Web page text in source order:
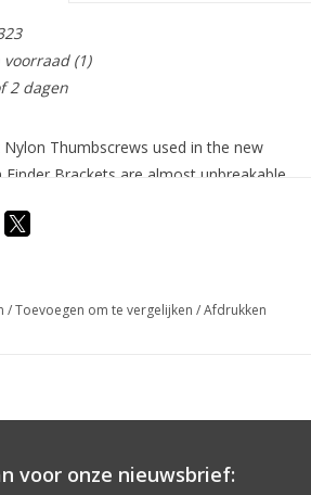
voorraad(1)
2 dagen
Thumbscrews used in the new
Brackets are almost unbreakable,
(7) 1/4-20 x 3/4 Black Nylon
/Toevoegen om te vergelijken /Afdrukken
voor onze nieuwsbrief: